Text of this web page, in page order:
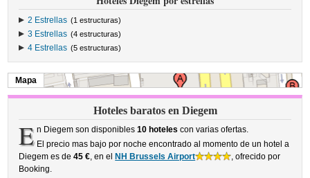
2 Estrellas (1 estructuras)
3 Estrellas (4 estructuras)
4 Estrellas (5 estructuras)
Mapa
Hoteles baratos en Diegem
E n Diegem son disponibles 10 hoteles con varias ofertas.
El precio mas bajo por noche encontrado al momento de un hotel a
Diegem es de45 €, en el NH Brussels Airport
, ofrecido por
Booking.